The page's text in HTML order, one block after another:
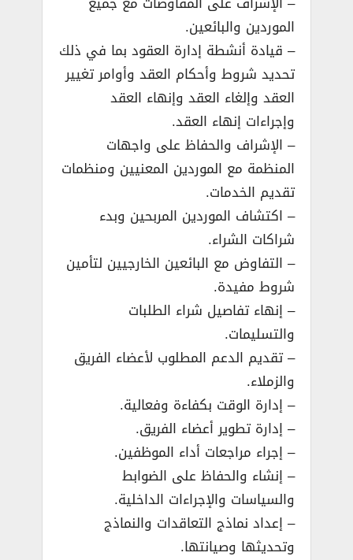
الموردين والبائعين.
– قيادة أنشطة إدارة العقود بما في ذلك
تحديد شروط وأحكام العقد وأوامر تغيير
العقد وإلغاء العقد وإنهاء العقد
وإجراءات إنهاء العقد.
– الإشراف والحفاظ على واجهات
المنظمة مع الموردين المعنيين ومنظمات
تقديم الخدمات.
– اكتشاف الموردين المربحين وبدء
شراكات الشراء.
– التفاوض مع البائعين الخارجيين لتأمين
شروط مفيدة.
– إنهاء تفاصيل شراء الطلبات
والتسليمات.
– تقديم الدعم المطلوب لأعضاء الفريق
والزملاء.
– إدارة الوقت بكفاءة وفعالية.
– إدارة تطوير أعضاء الفريق.
– إجراء مراجعات أداء الموظفين.
– إنشاء والحفاظ على الضوابط
والسياسات والإجراءات الداخلية.
– إعداد نماذج التعاقدات والنماذج
وتحديثها وصيانتها.